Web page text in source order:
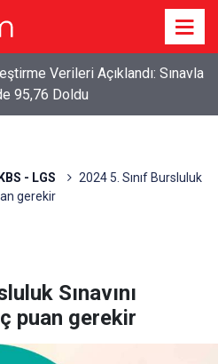
Verileri Açıklandı: Sınavla
95,76 Doldu
- LGS
2024 5. Sınıf Bursluluk
gerekir
Sınavını
puan gerekir